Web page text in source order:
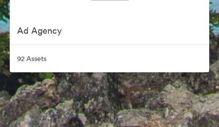
Ad Agency
92 Assets